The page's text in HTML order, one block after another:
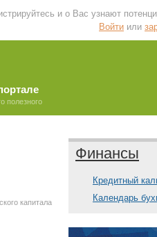
и о Вас узнают
Войти или
полезного
капитала
Финансы
Кредитный
Календарь